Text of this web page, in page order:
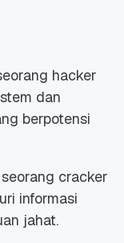
hacker
dan
berpotensi
cracker
informasi
jahat.